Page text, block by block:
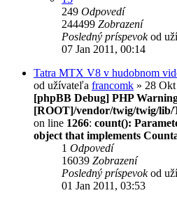
249 Odpovedí
244499 Zobrazení
Posledný príspevokod
07 Jan 2011, 00:14
Tatra MTX V8 v hudobnom
od užívateľa francomk » 28
[phpBB Debug] PHP
[ROOT]/vendor/twig/twig/lib/
on line 1266: count():
object that implements
1 Odpovedí
16039 Zobrazení
Posledný príspevokod
01 Jan 2011, 03:53